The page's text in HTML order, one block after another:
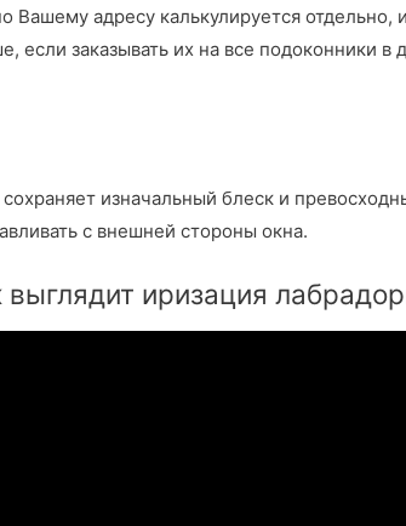
Вашему адресу калькулируется
если заказывать их на все подоконники
изначальный блеск и
с внешней стороны окна.
выглядит иризация